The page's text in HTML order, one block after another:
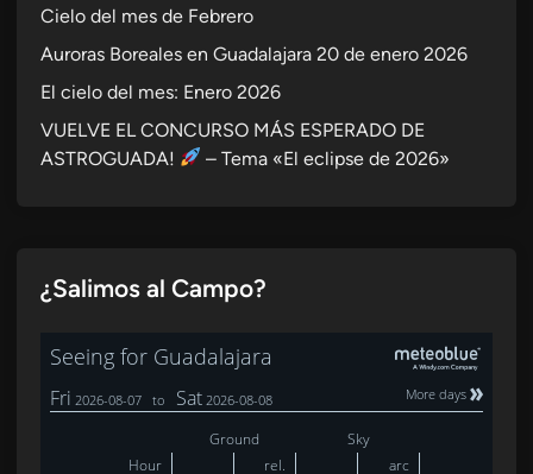
Cielo del mes de Febrero
Auroras Boreales en Guadalajara 20 de enero 2026
El cielo del mes: Enero 2026
VUELVE EL CONCURSO MÁS ESPERADO DE
ASTROGUADA!
– Tema «El eclipse de 2026»
¿Salimos al Campo?